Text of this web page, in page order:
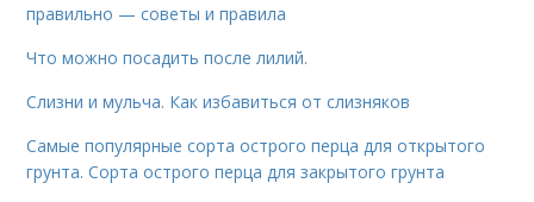
правильно — советы и правила
Что можно посадить после лилий.
Слизни и мульча. Как избавиться от слизняков
Самые популярные сорта острого перца для открытого
грунта. Сорта острого перца для закрытого грунта